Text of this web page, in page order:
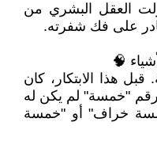
العقل البشري من
على فك شفرته.
🧠
هذا الابتكار، كان
"خمسة" لم يكن له
خراف" أو "خمسة